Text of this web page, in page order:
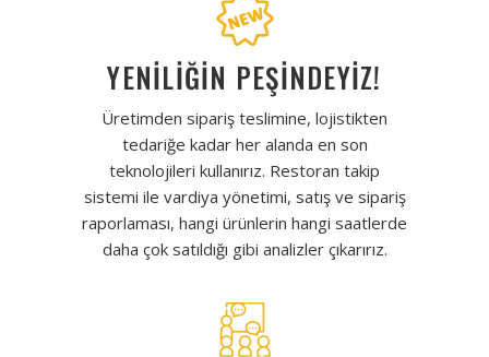
YENİLİĞİN PEŞİNDEYİZ!
Üretimden sipariş teslimine, lojistikten
tedariğe kadar her alanda en son
teknolojileri kullanırız. Restoran takip
sistemi ile vardiya yönetimi, satış ve sipariş
raporlaması, hangi ürünlerin hangi saatlerde
daha çok satıldığı gibi analizler çıkarırız.